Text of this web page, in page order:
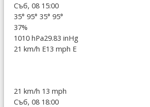
Съб, 08 15:00
35° 95° 35° 95°
37%
1010 hPa29.83 inHg
21 km/h E13 mph E
21 km/h 13 mph
Съб, 08 18:00